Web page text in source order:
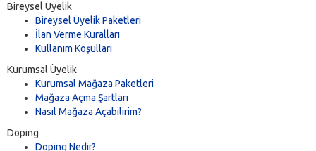
Bireysel Üyelik
Bireysel Üyelik Paketleri
İlan Verme Kuralları
Kullanım Koşulları
Kurumsal Üyelik
Kurumsal Mağaza Paketleri
Mağaza Açma Şartları
Nasıl Mağaza Açabilirim?
Doping
Doping Nedir?